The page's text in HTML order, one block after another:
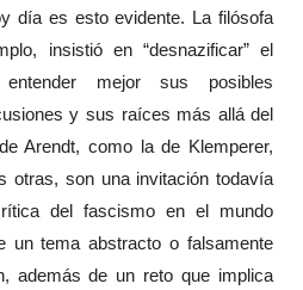
día es esto evidente. La filósofa
insistió en “desnazificar” el
mejor sus posibles
y sus raíces más allá del
Arendt, como la de Klemperer,
otras, son una invitación todavía
del fascismo en el mundo
un tema abstracto o falsamente
además de un reto que implica